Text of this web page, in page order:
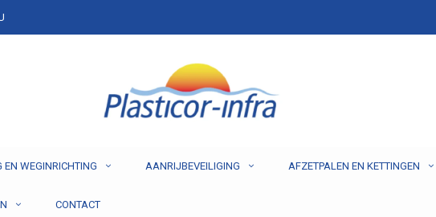
EN WEGINRICHTING AANRIJBEVEILIGING AFZETPALEN EN KETTINGEN
CONTACT